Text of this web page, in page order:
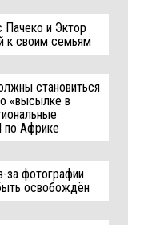
Пачеко и Эктор
к своим семьям
становиться
«высылке в
по Африке
за фотографии
освобождён